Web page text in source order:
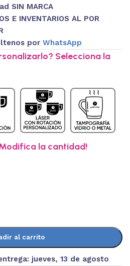
SIN MARCA
E INVENTARIOS AL POR
porWhatsApp
Selecciona la
la cantidad!
al carrito
jueves, 13 de agosto